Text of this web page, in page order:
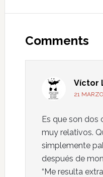
Comments
Víctor
21
Es que son dos
muy relativos.
simplemente
después de
“Me resulta